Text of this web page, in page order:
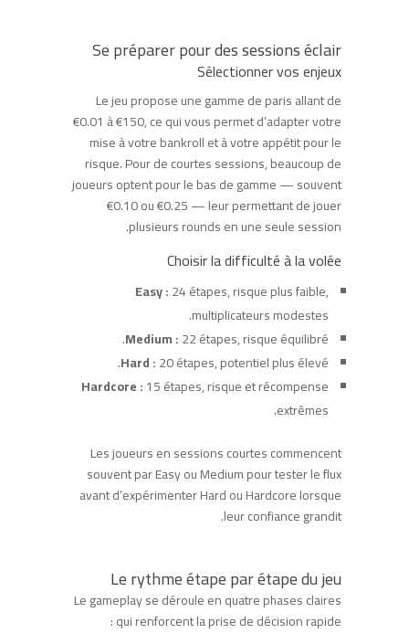
Se préparer pour des sessions éclair
Sélectionner vos enjeux
Le jeu propose une gamme de paris allant de
€0.01 à €150, ce qui vous permet d’adapter votre
mise à votre bankroll et à votre appétit pour le
risque. Pour de courtes sessions, beaucoup de
joueurs optent pour le bas de gamme — souvent
€0.10 ou €0.25 — leur permettant de jouer
plusieurs rounds en une seule session.
Choisir la difficulté à la volée
Easy :24 étapes, risque plus faible,
multiplicateurs modestes.
Medium :22 étapes, risque équilibré.
Hard :20 étapes, potentiel plus élevé.
Hardcore :15 étapes, risque et récompense
extrêmes.
Les joueurs en sessions courtes commencent
souvent par Easy ou Medium pour tester le flux
avant d’expérimenter Hard ou Hardcore lorsque
leur confiance grandit.
Le rythme étape par étape du jeu
Le gameplay se déroule en quatre phases claires
qui renforcent la prise de décision rapide :